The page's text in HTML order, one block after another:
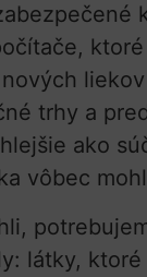
ktoré
trhy a
ako
vôbec
látky, ktoré